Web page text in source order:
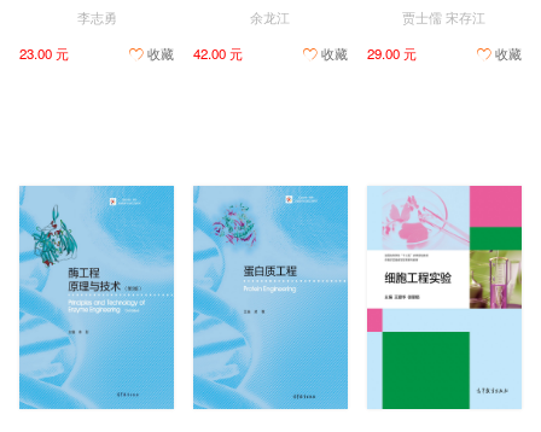
李志勇
23.00 元
收藏
余龙江
42.00 元
收藏
贾士儒 宋存江
29.00 元
收藏